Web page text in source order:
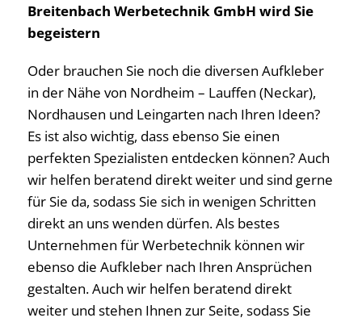
Breitenbach Werbetechnik GmbH wird Sie
begeistern
Oder brauchen Sie noch die diversen Aufkleber
in der Nähe von Nordheim – Lauffen (Neckar),
Nordhausen und Leingarten nach Ihren Ideen?
Es ist also wichtig, dass ebenso Sie einen
perfekten Spezialisten entdecken können? Auch
wir helfen beratend direkt weiter und sind gerne
für Sie da, sodass Sie sich in wenigen Schritten
direkt an uns wenden dürfen. Als bestes
Unternehmen für Werbetechnik können wir
ebenso die Aufkleber nach Ihren Ansprüchen
gestalten. Auch wir helfen beratend direkt
weiter und stehen Ihnen zur Seite, sodass Sie